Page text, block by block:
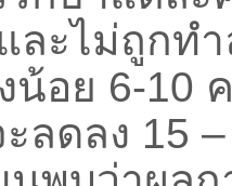
ละไม่ถูกท
น้อย 6-10
ลดลง 15